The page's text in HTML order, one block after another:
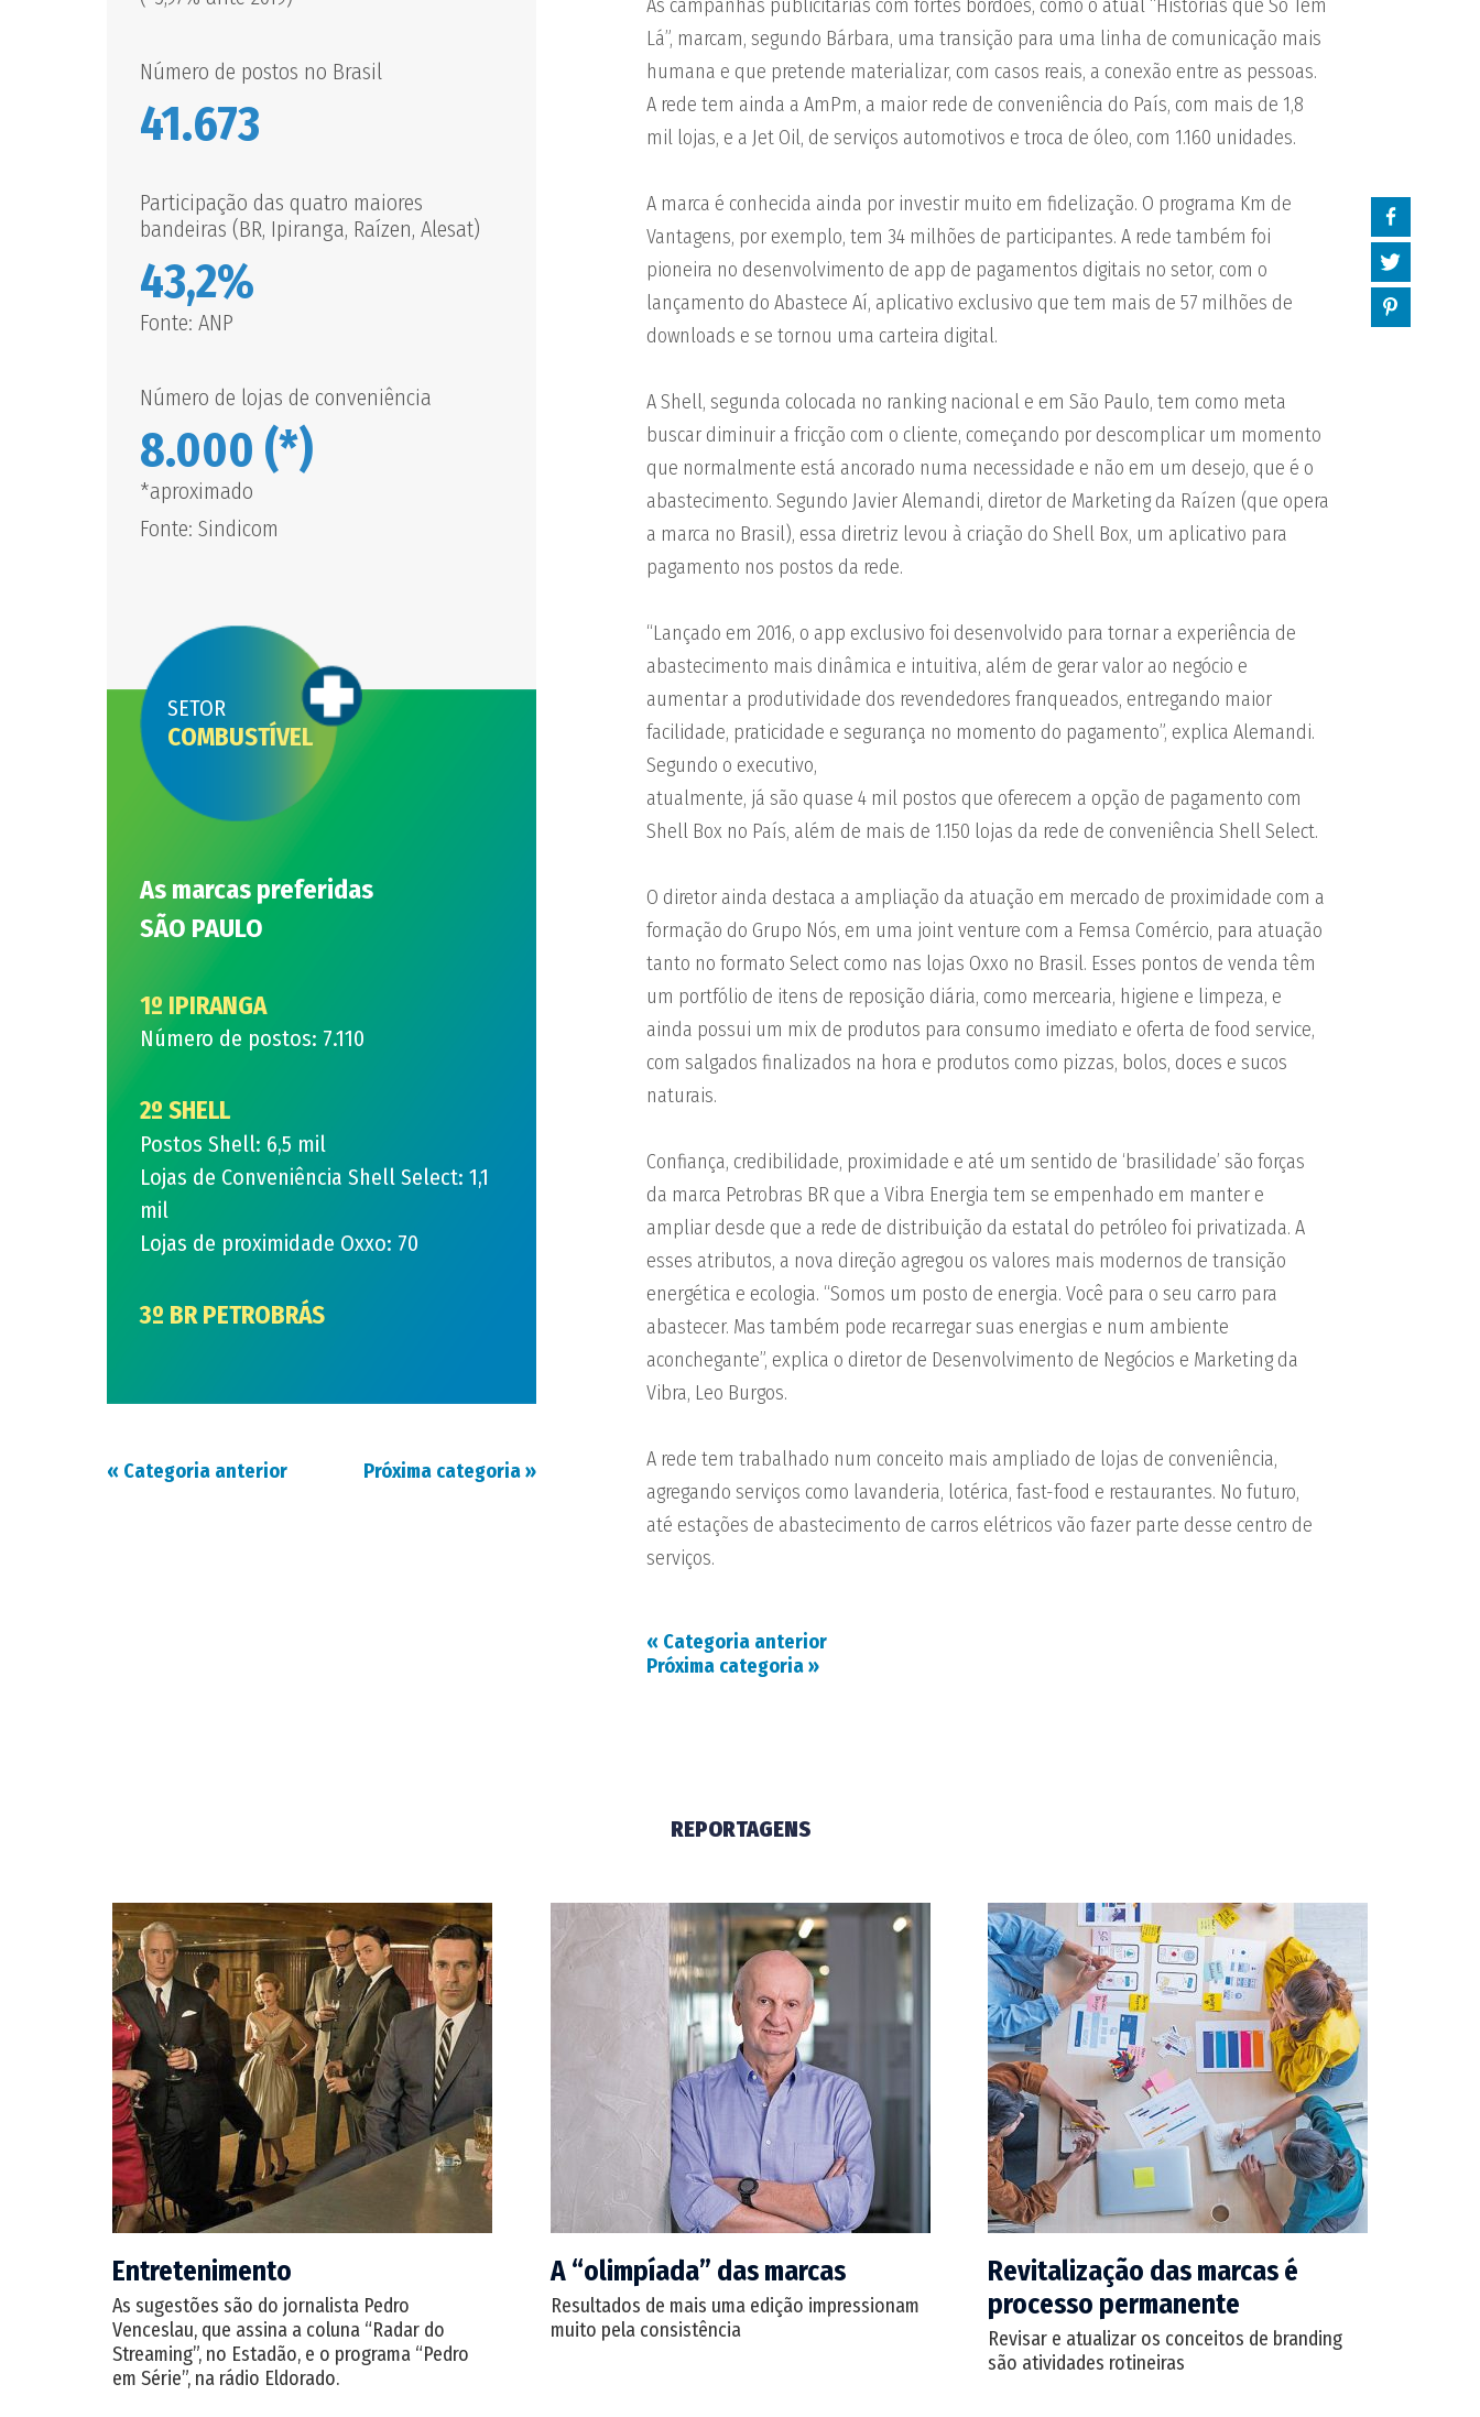
Número de postos no Brasil
41.673
Participação das quatro maiores
bandeiras (BR, Ipiranga, Raízen, Alesat)
43,2%
Fonte: ANP
Número de lojas de conveniência
8.000 (*)
*aproximado
Fonte: Sindicom
SETOR
COMBUSTÍVEL
As marcas preferidas
SÃO PAULO
1º IPIRANGA
Número de postos: 7.110
2º SHELL
Postos Shell: 6,5 mil
Lojas de Conveniência Shell Select: 1,1
mil
Lojas de proximidade Oxxo: 70
3º BR PETROBRÁS
« Categoria anterior Próxima categoria»
As campanhas publicitárias com fortes bordões, como o atual “Histórias que Só Tem
Lá”, marcam, segundo Bárbara, uma transição para uma linha de comunicação mais
humana e que pretende materializar, com casos reais, a conexão entre as pessoas.
A rede tem ainda a AmPm, a maior rede de conveniência do País, com mais de 1,8
mil lojas, e a Jet Oil, de serviços automotivos e troca de óleo, com 1.160 unidades.
A marca é conhecida ainda por investir muito em fidelização. O programa Km de
Vantagens, por exemplo, tem 34 milhões de participantes. A rede também foi
pioneira no desenvolvimento de app de pagamentos digitais no setor, com o
lançamento do Abastece Aí, aplicativo exclusivo que tem mais de 57 milhões de
downloads e se tornou uma carteira digital.
A Shell, segunda colocada no ranking nacional e em São Paulo, tem como meta
buscar diminuir a fricção com o cliente, começando por descomplicar um momento
que normalmente está ancorado numa necessidade e não em um desejo, que é o
abastecimento. Segundo Javier Alemandi, diretor de Marketing da Raízen (que opera
a marca no Brasil), essa diretriz levou à criação do Shell Box, um aplicativo para
pagamento nos postos da rede.
“Lançado em 2016, o app exclusivo foi desenvolvido para tornar a experiência de
abastecimento mais dinâmica e intuitiva, além de gerar valor ao negócio e
aumentar a produtividade dos revendedores franqueados, entregando maior
facilidade, praticidade e segurança no momento do pagamento”, explica Alemandi.
Segundo o executivo,
atualmente, já são quase 4 mil postos que oferecem a opção de pagamento com
Shell Box no País, além de mais de 1.150 lojas da rede de conveniência Shell Select.
O diretor ainda destaca a ampliação da atuação em mercado de proximidade com a
formação do Grupo Nós, em uma joint venture com a Femsa Comércio, para atuação
tanto no formato Select como nas lojas Oxxo no Brasil. Esses pontos de venda têm
um portfólio de itens de reposição diária, como mercearia, higiene e limpeza, e
ainda possui um mix de produtos para consumo imediato e oferta de food service,
com salgados finalizados na hora e produtos como pizzas, bolos, doces e sucos
naturais.
Confiança, credibilidade, proximidade e até um sentido de ‘brasilidade’ são forças
da marca Petrobras BR que a Vibra Energia tem se empenhado em manter e
ampliar desde que a rede de distribuição da estatal do petróleo foi privatizada. A
esses atributos, a nova direção agregou os valores mais modernos de transição
energética e ecologia. “Somos um posto de energia. Você para o seu carro para
abastecer. Mas também pode recarregar suas energias e num ambiente
aconchegante”, explica o diretor de Desenvolvimento de Negócios e Marketing da
Vibra, Leo Burgos.
A rede tem trabalhado num conceito mais ampliado de lojas de conveniência,
agregando serviços como lavanderia, lotérica, fast-food e restaurantes. No futuro,
até estações de abastecimento de carros elétricos vão fazer parte desse centro de
serviços.
« Categoria anterior
Próxima categoria»
REPORTAGENS
Entretenimento
As sugestões são do jornalista Pedro
Venceslau, que assina a coluna “Radar do
Streaming”, no Estadão, e o programa “Pedro
em Série”, na rádio Eldorado.
A “olimpíada” das marcas
Resultados de mais uma edição impressionam
muito pela consistência
Revitalização das marcas é
processo permanente
Revisar e atualizar os conceitos de branding
são atividades rotineiras